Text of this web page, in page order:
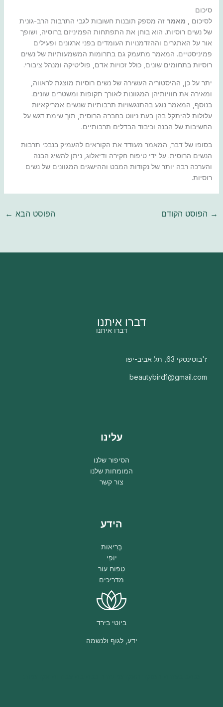
סיכום
לסיכום , מאמרזה מספק תובנות חשובות לגבי התרבות הרב-גונית
של נשים רוסיות. הוא בוחן את התפתחות הפמיניזם ברוסיה, ושופך
אור על האתגרים וההזדמנויות העומדים בפני ארגונים ופעילים
פמיניסטיים. המאמר מתעמק גם בתרומות המשמעותיות של נשים
רוסיות בתחומים שונים, כולל זכויות אדם, פוליטיקה ומנהל ציבורי.
יתר על כן, ההיסטוריה העשירה של נשים רוסיות מוצגת לראווה,
ומאירה את חוויותיהן המגוונות לאורך תקופות ומשטרים שונים.
בנוסף, המאמר נוגע בהתנגשויות תרבותיות שנשים אמריקאיות
עלולות להיתקל בהן בעת ​​ניווט בחברה הרוסית, תוך שימת דגש על
החשיבות של הבנה וכיבוד הבדלים תרבותיים.
בסופו של דבר, המאמר מעודד את הקוראים להעמיק בנבכי תרבות
הנשים הרוסית. על ידי טיפוח חקירה ודיאלוג, ניתן להשיג הבנה
והערכה רבה יותר של נקודות המבט וההישגים המגוונים של נשים
רוסיות.
→ הפוסט הקודם הפוסט הבא ←
דברו איתנו
דברו איתנו
ז'בוטינסקי 63, תל אביב-יפו
beautybird1@gmail.com
עלינו
הסיפור שלנו
המומחות שלנו
צור קשר
הידע
בְּרִיאוּת
יוֹפִי
טִפּוּחַ עוֹר
מדריכים
ביוטי בירד
ידע, לגוף ולנשמה